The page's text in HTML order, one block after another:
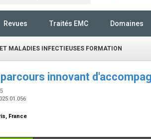
Revues Traités EMC Domaines
MALADIES INFECTIEUSES FORMATION
parcours innovant
France